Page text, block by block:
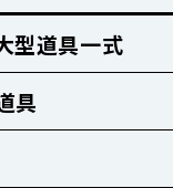
型道具一式
具